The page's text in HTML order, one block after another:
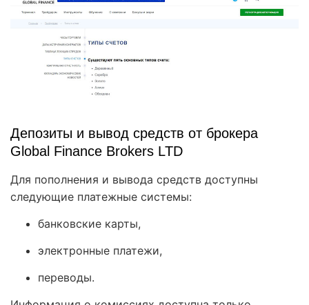
Депозиты и вывод средств от брокера
Global Finance Brokers LTD
Для пополнения и вывода средств доступны
следующие платежные системы:
банковские карты,
электронные платежи,
переводы.